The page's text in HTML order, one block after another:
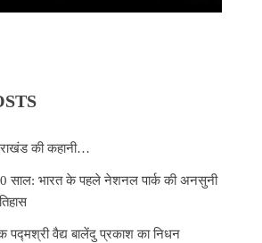
की कहानी…
साल: भारत के पहले नेशनल पार्क की अनसुनी
पद्मश्री वैद्य बालेंदु प्रकाश का निधन